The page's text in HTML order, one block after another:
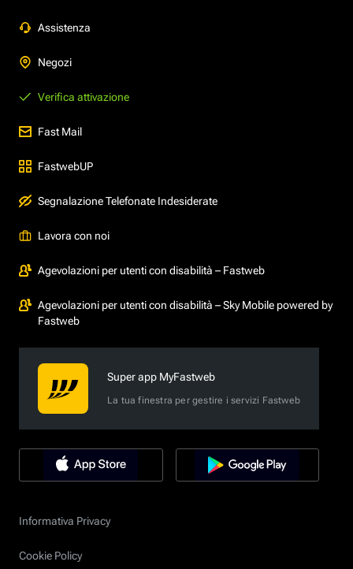
Assistenza
Negozi
Verifica attivazione
Fast Mail
FastwebUP
Segnalazione Telefonate Indesiderate
Lavora con noi
Agevolazioni per utenti con disabilità – Fastweb
Agevolazioni per utenti con disabilità – Sky Mobile powered by
Fastweb
Super app MyFastweb
La tua finestra per gestire i servizi Fastweb
Informativa Privacy
Cookie Policy